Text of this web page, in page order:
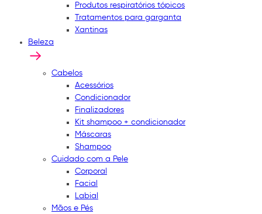
Produtos respiratórios tópicos
Tratamentos para garganta
Xantinas
Beleza
Cabelos
Acessórios
Condicionador
Finalizadores
Kit shampoo + condicionador
Máscaras
Shampoo
Cuidado com a Pele
Corporal
Facial
Labial
Mãos e Pés